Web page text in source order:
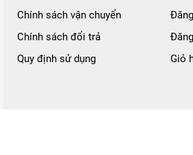
Chính sách vận chuyển
Chính sách đổi trả
Quy định sử dụng
Giỏ